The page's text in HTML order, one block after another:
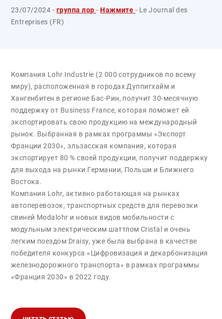
23/07/2024 - группа лор-Нажмите - Le Journal des
Entreprises (FR)
Компания Lohr Industrie (2 000 сотрудников по всему
миру), расположенная в городах Дуппигхайм и
Хангенбитен в регионе Бас-Рин, получит 30-месячную
поддержку от Business France, которая поможет ей
экспортировать свою продукцию на международный
рынок. Выбранная в рамках программы «Экспорт
Франции 2030», эльзасская компания, которая
экспортирует 80 % своей продукции, получит поддержку
для выхода на рынки Германии, Польши и Ближнего
Востока.
Компания Lohr, активно работающая на рынках
автоперевозок, транспортных средств для перевозки
свиней Modalohr и новых видов мобильности с
модульным электрическим шаттлом Cristal и очень
легким поездом Draisy, уже была выбрана в качестве
победителя конкурса «Цифровизация и декарбонизация
железнодорожного транспорта» в рамках программы
«Франция 2030» в 2022 году.